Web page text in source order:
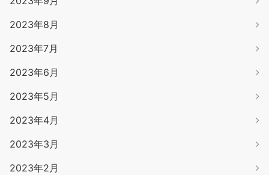
2023年8月
2023年7月
2023年6月
2023年5月
2023年4月
2023年3月
2023年2月